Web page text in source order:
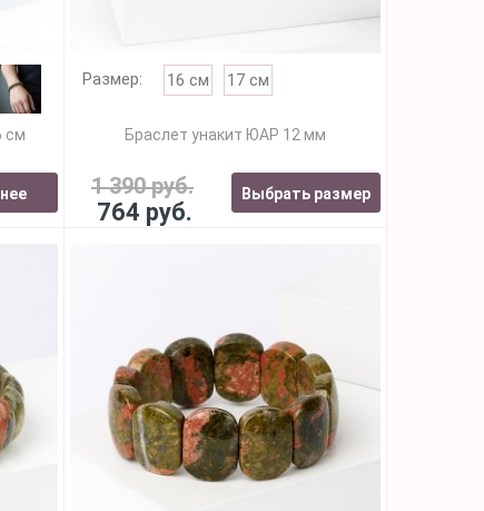
см
Размер: 16 см 17 см
Браслет унакит ЮАР 12 мм
1 390 руб.
764 руб.
Выбрать размер